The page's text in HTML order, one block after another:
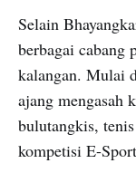
Selain
berbagai cabang
kalangan. Mulai
ajang mengasah
bulutangkis,
kompetisi E-